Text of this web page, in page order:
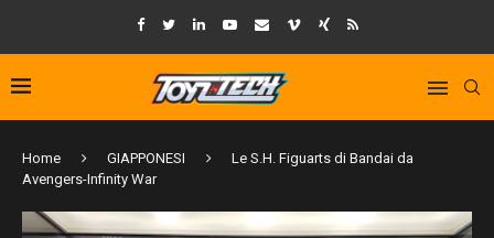
Home GIAPPONESI
Le S.H. Figuarts di Bandai da
Avengers-Infinity War